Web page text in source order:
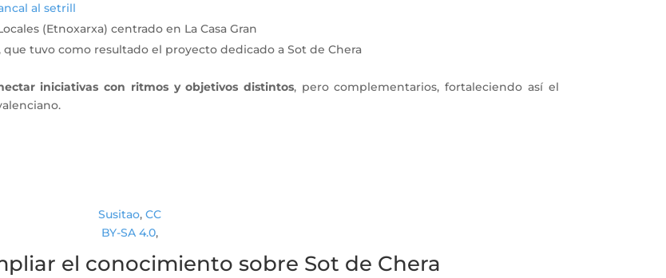
al setrill
(Etnoxarxa) centrado en La Casa Gran
tuvo como resultado el proyecto dedicado a Sot de Chera
iniciativas con ritmos y objetivos distintos, pero complementarios, fortaleciendo así el
Susitao, CC
BY-SA 4.0,
el conocimiento sobre Sot de Chera